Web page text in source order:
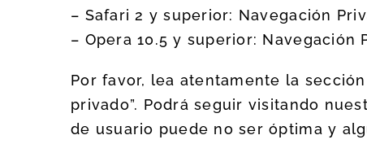
– Safari 2 y superior: Navegación
– Opera 10.5 y superior: Navegación
Por favor, lea atentamente la
privado”. Podrá seguir visitando
de usuario puede no ser óptima y